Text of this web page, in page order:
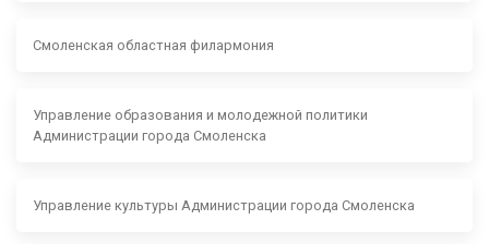
Смоленская областная филармония
Управление образования и молодежной политики
Администрации города Смоленска
Управление культуры Администрации города Смоленска